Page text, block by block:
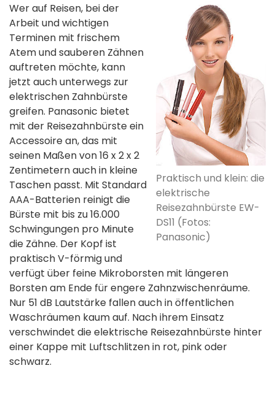
Praktisch und klein: die
elektrische
Reisezahnbürste EW-
DS11 (Fotos:
Panasonic)
Wer auf Reisen, bei der
Arbeit und wichtigen
Terminen mit frischem
Atem und sauberen Zähnen
auftreten möchte, kann
jetzt auch unterwegs zur
elektrischen Zahnbürste
greifen. Panasonic bietet
mit der Reisezahnbürste ein
Accessoire an, das mit
seinen Maßen von 16 x 2 x 2
Zentimetern auch in kleine
Taschen passt. Mit Standard
AAA-Batterien reinigt die
Bürste mit bis zu 16.000
Schwingungen pro Minute
die Zähne. Der Kopf ist
praktisch V-förmig und
verfügt über feine Mikroborsten mit längeren
Borsten am Ende für engere Zahnzwischenräume.
Nur 51 dB Lautstärke fallen auch in öffentlichen
Waschräumen kaum auf. Nach ihrem Einsatz
verschwindet die elektrische Reisezahnbürste hinter
einer Kappe mit Luftschlitzen in rot, pink oder
schwarz.